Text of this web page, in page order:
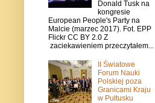
Donald Tusk na
kongresie
European People's Party na
Malcie (marzec 2017). Fot. EPP
Flickr CC BY 2.0 Z
zaciekawieniem przeczytałem...
II Światowe
Forum Nauki
Polskiej poza
Granicami Kraju
w Pułtusku